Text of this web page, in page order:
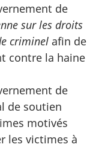
de
sur les droits
criminel afin de
contre la haine
de
de soutien
motivés
les victimes à